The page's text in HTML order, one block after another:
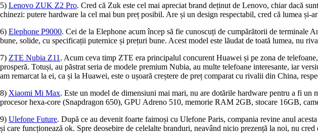
5) Lenovo ZUK Z2 Pro. Cred că Zuk este cel mai apreciat brand deținut de Lenovo, chiar dacă
chinezi: putere hardware la cel mai bun preț posibil. Are și un design respectabil, cred că lumea și-
6) Elephone P9000. Cei de la Elephone acum încep să fie cunoscuți de cumpărătorii de terminale
bune, solide, cu specificații puternice și prețuri bune. Acest model este lăudat de toată lumea, nu
7) ZTE Nubia Z11 . Acum ceva timp ZTE era principalul concurent Huawei și pe zona de
prosperă. Totuși, au păstrat seria de modele premium Nubia, au multe telefoane interesante, iar
am remarcat la ei, ca și la Huawei, este o ușoară creștere de preț comparat cu rivalii din China,
8) Xiaomi Mi Max. Este un model de dimensiuni mai mari, nu are dotările hardware pentru a fi
procesor hexa-core (Snapdragon 650), GPU Adreno 510, memorie RAM 2GB, stocare 16GB,
9) Ulefone Future. După ce au devenit foarte faimoși cu Ulefone Paris, compania revine anul
și care funcționează ok. Spre deosebire de celelalte branduri, neavând nicio prezență la noi, nu